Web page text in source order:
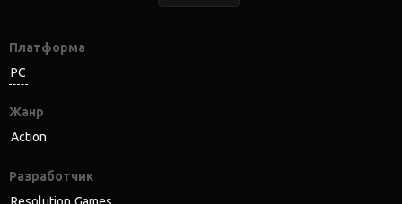
Платформа
PC
Жанр
Action
Разработчик